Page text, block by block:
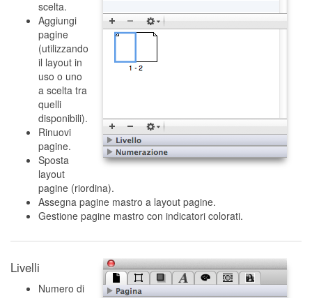
scelta.
Aggiungi
pagine
(utilizzando
il layout in
uso o uno
a scelta tra
quelli
disponibili).
Rinuovi
pagine.
Sposta
layout
pagine (riordina).
Assegna pagine mastro a layout pagine.
Gestione pagine mastro con indicatori colorati.
Livelli
Numero di